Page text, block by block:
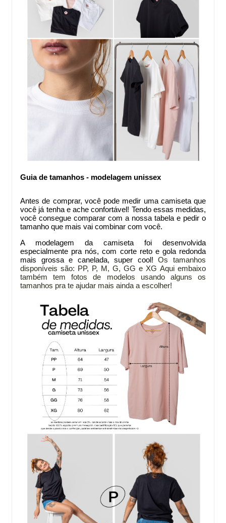
Guia de tamanhos - modelagem unissex
Antes de comprar, você pode medir uma camiseta que
você já tenha e ache confortável! Tendo essas medidas,
você consegue comparar com a nossa tabela e pedir o
tamanho que mais vai combinar com você.
A modelagem da camiseta foi desenvolvida
especialmente pra nós, com corte reto e gola redonda
mais grossa e canelada, super cool!Os tamanhos
disponíveis são: PP, P, M, G, GG e XG Aqui embaixo
também tem fotos de modelos usando alguns os
tamanhos pra te ajudar mais ainda a escolher!